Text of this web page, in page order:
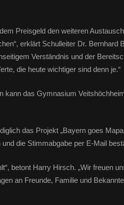
Preisgeld den weiteren
erklärt Schulleiter Dr. Bernhard
Verständnis und der
die heute wichtiger sind denn je.“
kann das Gymnasium
das Projekt „Bayern goes
die Stimmabgabe per E-Mail
betont Harry Hirsch. „Wir freuen
an Freunde, Familie und